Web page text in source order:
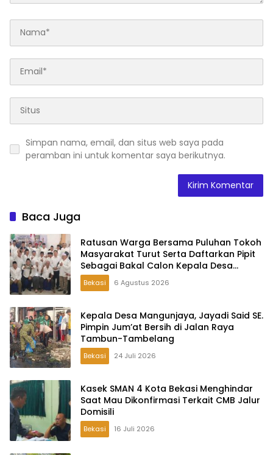
Simpan nama, email, dan situs web saya pada
peramban ini untuk komentar saya berikutnya.
Baca Juga
Ratusan Warga Bersama Puluhan Tokoh
Masyarakat Turut Serta Daftarkan Pipit
Sebagai Bakal Calon Kepala Desa
Lambangsari
Bekasi 6 Agustus 2026
Kepala Desa Mangunjaya, Jayadi Said SE.
Pimpin Jum’at Bersih di Jalan Raya
Tambun-Tambelang
Bekasi 24 Juli 2026
Kasek SMAN 4 Kota Bekasi Menghindar
Saat Mau Dikonfirmasi Terkait CMB Jalur
Domisili
Bekasi 16 Juli 2026